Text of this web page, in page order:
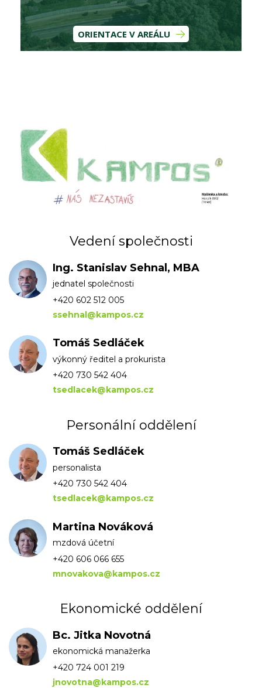
ORIENTACE V AREÁLU
Vedení společnosti
Ing. Stanislav Sehnal, MBA
jednatel společnosti
+420 602 512 005
ssehnal@kampos.cz
Tomáš Sedláček
výkonný ředitel a prokurista
+420 730 542 404
tsedlacek@kampos.cz
Personální oddělení
Tomáš Sedláček
personalista
+420 730 542 404
tsedlacek@kampos.cz
Martina Nováková
mzdová účetní
+420 606 066 655
mnovakova@kampos.cz
Ekonomické oddělení
Bc. Jitka Novotná
ekonomická manažerka
+420 724 001 219
jnovotna@kampos.cz